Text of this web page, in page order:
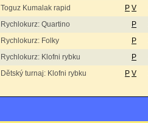
Toguz Kumalak rapid P V
Rychlokurz: Quartino P
Rychlokurz: Folky P
Rychlokurz: Klofni rybku P
Dětský turnaj: Klofni rybku P V